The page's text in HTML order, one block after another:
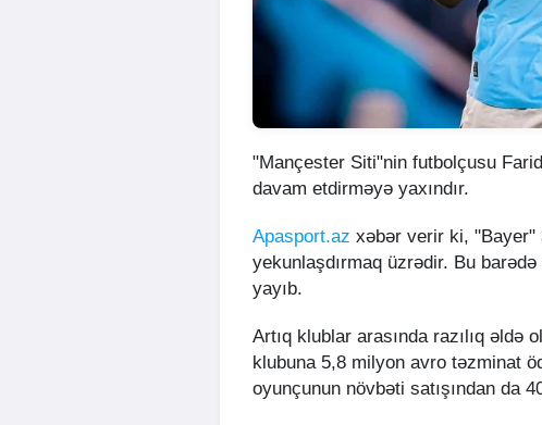
"Mançester Siti"nin futbolçusu
davam etdirməyə yaxındır.
Apasport.az xəbər verir ki, "Bayer"
yekunlaşdırmaq üzrədir. Bu
yayıb.
Artıq klublar arasında razılıq
klubuna 5,8 milyon avro təzminat
oyunçunun növbəti satışından da